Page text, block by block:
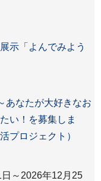
示「よんでみよう
あなたが大好きなお
い！を募集しま
プロジェクト）
～2026年12月25